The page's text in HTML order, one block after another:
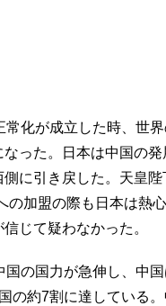
化が成立した時、世界
った。日本は中国の
に引き戻した。天皇
の加盟の際も日本は熱
じて疑わなかった。
の国力が急伸し、中
の約7割に達している